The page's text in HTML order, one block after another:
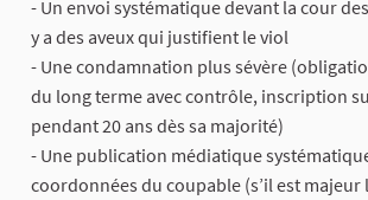
- Un envoi systématique devant la cour
y a des aveux qui justifient le viol
- Une condamnation plus sévère
du long terme avec contrôle, inscription
pendant 20 ans dès sa majorité)
- Une publication médiatique
coordonnées du coupable (s’il est majeur